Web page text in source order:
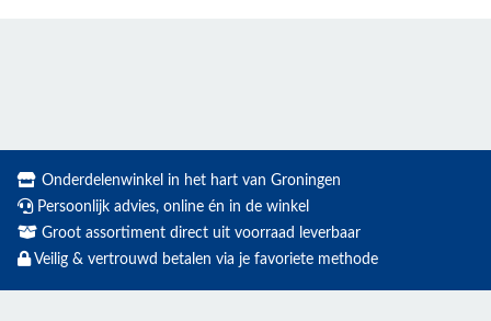
Onderdelenwinkel in het hart van Groningen
Persoonlijk advies, online én in de winkel
Groot assortiment direct uit voorraad leverbaar
Veilig & vertrouwd betalen via je favoriete methode